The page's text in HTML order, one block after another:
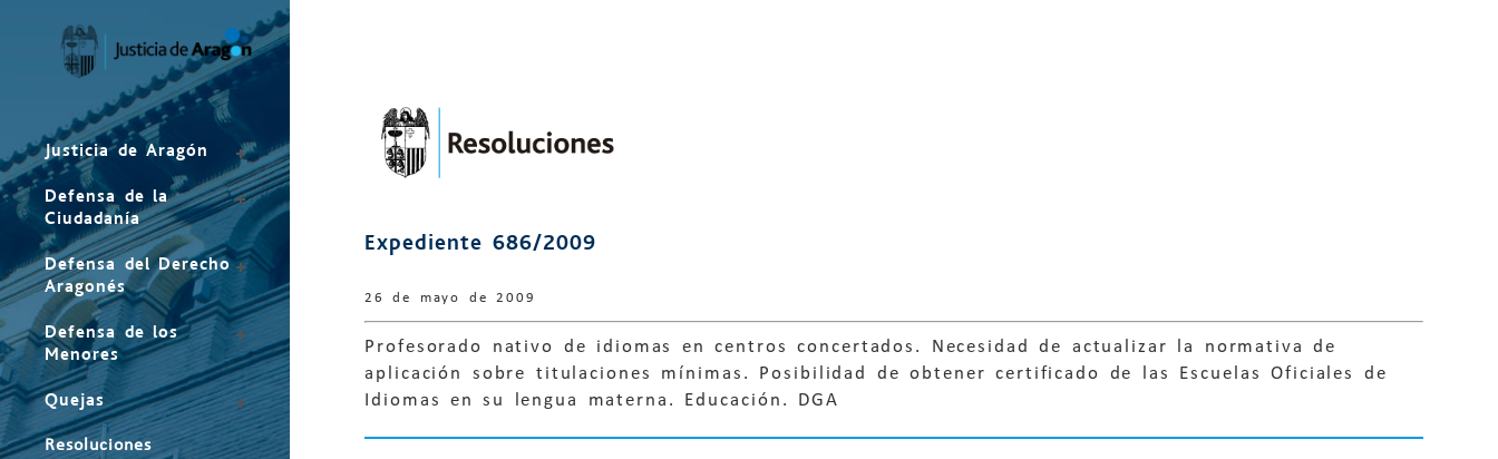
Justicia de Aragón
Defensa de la
Ciudadanía
Defensa del Derecho
Aragonés
Defensa de los
Menores
Quejas
Resoluciones
Expediente 686/2009
26 de mayo de 2009
Profesorado nativo de idiomas en centros concertados. Necesidad de actualizar la normativa de
aplicación sobre titulaciones mínimas. Posibilidad de obtener certificado de las Escuelas Oficiales de
Idiomas en su lengua materna. Educación. DGA